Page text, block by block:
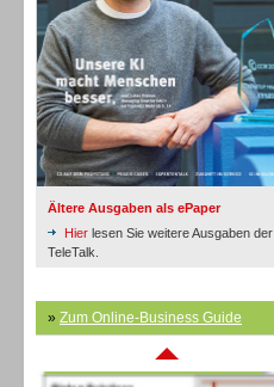
Ältere Ausgaben als ePaper
Hier lesen Sie weitere Ausgaben der
TeleTalk.
» Zum Online-Business Guide
Inbound